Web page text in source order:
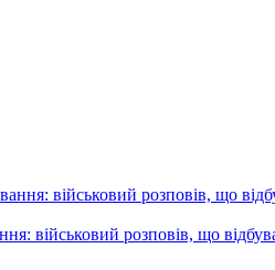
військовий розповів, що